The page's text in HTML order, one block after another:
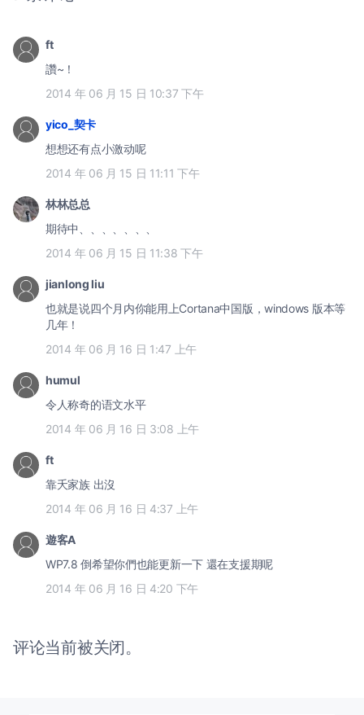
ft
讚~！
2014 年 06 月 15 日 10:37 下午
yico_契卡
想想还有点小激动呢
2014 年 06 月 15 日 11:11 下午
林林总总
期待中、、、、、、、
2014 年 06 月 15 日 11:38 下午
jianlong liu
也就是说四个月内你能用上Cortana中国版，windows 版本等
几年！
2014 年 06 月 16 日 1:47 上午
humul
令人称奇的语文水平
2014 年 06 月 16 日 3:08 上午
ft
靠夭家族 出沒
2014 年 06 月 16 日 4:37 上午
遊客A
WP7.8 倒希望你們也能更新一下 還在支援期呢
2014 年 06 月 16 日 4:20 下午
评论当前被关闭。